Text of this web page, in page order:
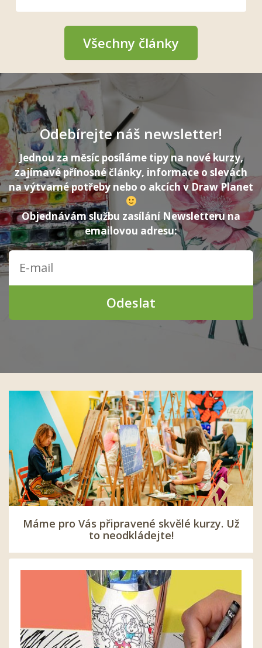
Všechny články
Odebírejte náš newsletter!
Jednou za měsíc posíláme tipy na nové kurzy,
zajímavé přínosné články, informace o slevách
na výtvarné potřeby nebo o akcích v Draw Planet
Objednávám službu zasílání Newsletteru na
emailovou adresu:
Odeslat
Máme pro Vás připravené skvělé kurzy. Už
to neodkládejte!